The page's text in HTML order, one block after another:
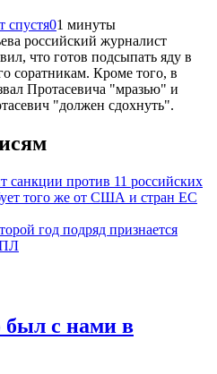
спустя01 минуты
российский журналист
что готов подсыпать яду в
соратникам. Кроме того, в
Протасевича "мразью" и
"должен сдохнуть".
санкции против 11 российских
того же от США и стран ЕС
год подряд признается
был с нами в